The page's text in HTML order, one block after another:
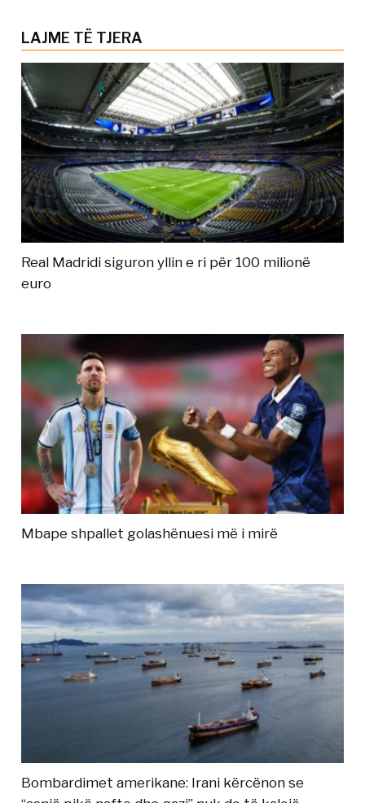
LAJME TË TJERA
Real Madridi siguron yllin e ri për 100 milionë
euro
Mbape shpallet golashënuesi më i mirë
Bombardimet amerikane: Irani kërcënon se